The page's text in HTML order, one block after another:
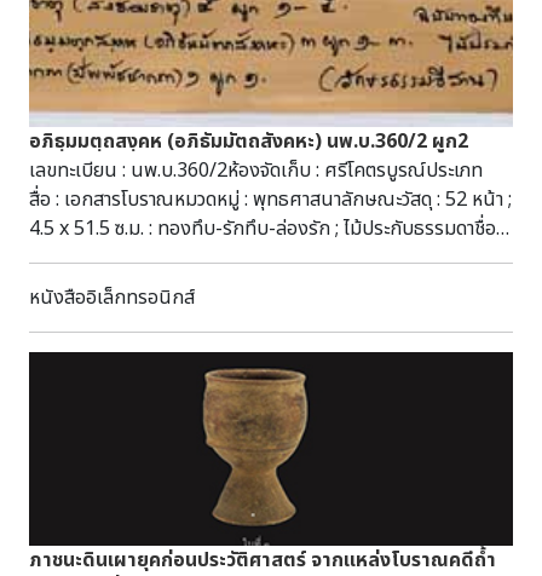
อภิธฺมมตฺถสงฺคห (อภิธัมมัตถสังคหะ) นพ.บ.360/2 ผูก2
เลขทะเบียน : นพ.บ.360/2ห้องจัดเก็บ : ศรีโคตรบูรณ์ประเภท
สื่อ : เอกสารโบราณหมวดหมู่ : พุทธศาสนาลักษณะวัสดุ : 52 หน้า ;
4.5 x 51.5 ซ.ม. : ทองทึบ-รักทึบ-ล่องรัก ; ไม้ประกับธรรมดาชื่อ
ชุด : มัดที่ 139 (411-419) ผูก 2 (2565)หัวเรื่อง : อภิธฺมมตฺถสงฺ
คห (อภิธัมมัตถสังคหะ)--เอกสารโบราณ คัมภีร์ใบลาน
เนื้อหาเกี่ยวกับพุทธศาสนา สามารถสืบค้นได้ที่ห้องศรีโคตรบูรณ์
หอสมุดแห่งชาติเฉลิมพระเกียรติ สมเด็จพระนางเจ้าสิริกิติ์
พระบรมราชินีนาถ นครพนม
หนังสืออิเล็กทรอนิกส์
ภาชนะดินเผายุคก่อนประวัติศาสตร์ จากแหล่งโบราณคดีถ้ำ